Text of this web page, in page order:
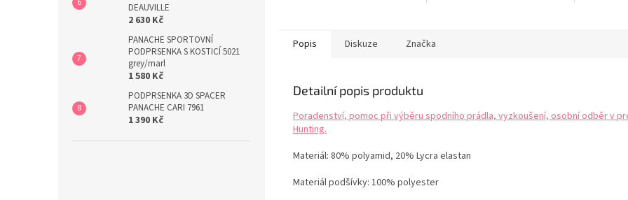
DEAUVILLE
2 630 Kč
PANACHE SPORTOVNÍ
PODPRSENKA S KOSTICÍ 5021
grey/marl
1 580 Kč
PODPRSENKA 3D SPACER
PANACHE CARI 7961
1 390 Kč
Využijete i variantu zapnutí
Popis Diskuze Značka
Detailní popis produktu
Poradenství, pomoc při výběru spodního prádla, vyzkoušení, osobní odběr v
Hunting.
Materiál: 80% polyamid, 20% Lycra elastan
Materiál podšívky: 100% polyester